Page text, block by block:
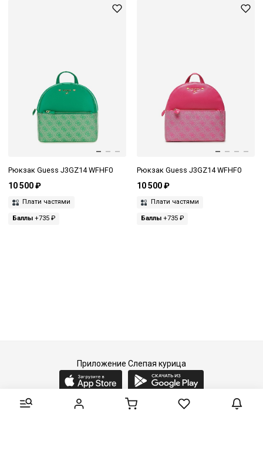
Рюкзак Guess J3GZ14 WFHF0
10 500 ₽
Плати частями
Баллы +735 ₽
Рюкзак Guess J3GZ14 WFHF0
10 500 ₽
Плати частями
Баллы+735 ₽
Приложение Слепая курица
2015-2026 © Слепая курица - fashion concept store.